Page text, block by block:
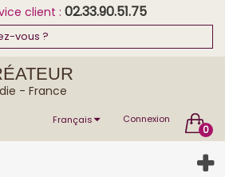
client : 02.33.90.51.75
- France
0
Connexion
Français